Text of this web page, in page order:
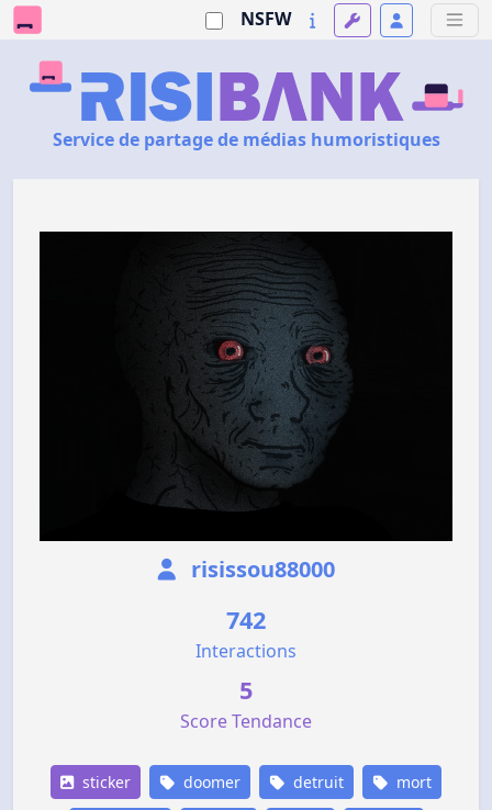
NSFW
Service de partage de médias humoristiques
risissou88000
742
Interactions
5
Score Tendance
sticker doomer detruit mort